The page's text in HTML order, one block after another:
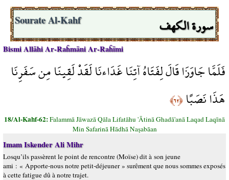
سورة الكهف Sourate Al-Kahf
Bismi Allāhi Ar-Raĥmāni Ar-Raĥīmi
فَلَمَّا جَاوَزَا قَالَ لِفَتَاهُ آتِنَا غَدَاءنَا لَقَدْ لَقِينَا مِن سَفَرِنَا
هَذَا نَصَبًا﴿٦٢﴾
18/Al-Kahf-62:Falammā Jāwazā Qāla Lifatāhu 'Ātinā Ghadā'anā Laqad Laqīnā
Min Safarinā Hādhā Naşabāan
Imam Iskender Ali Mihr
Losqu’ils passèrent le point de rencontre (Moïse) dit à son jeune
ami : « Apporte-nous notre petit-déjeuner » surêment que nous sommes exposés
à cette fatigue dû à notre trajet.